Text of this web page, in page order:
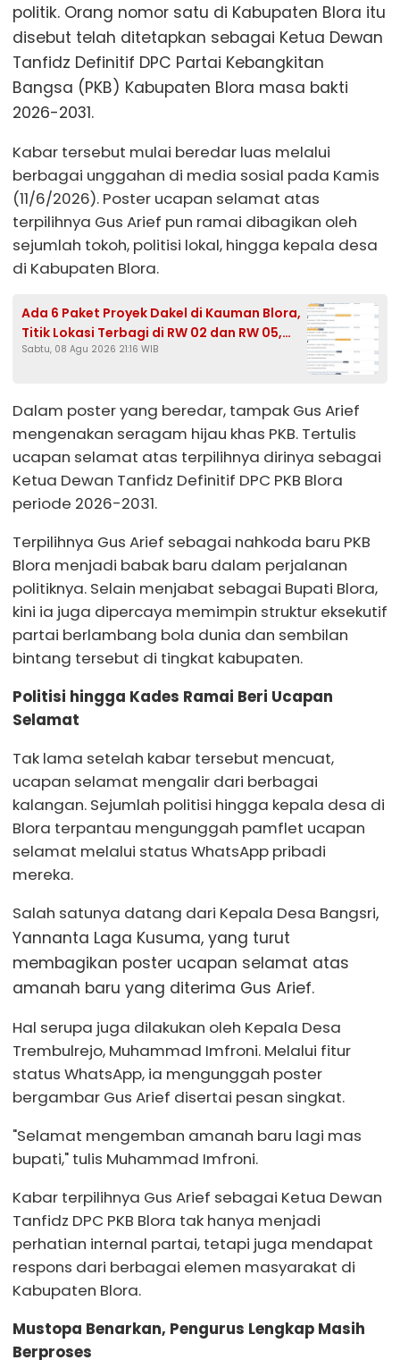
politik. Orang nomor satu di Kabupaten Blora itu
disebut telah ditetapkan sebagai Ketua Dewan
Tanfidz Definitif DPC Partai Kebangkitan
Bangsa (PKB) Kabupaten Blora masa bakti
2026-2031.
Kabar tersebut mulai beredar luas melalui
berbagai unggahan di media sosial pada Kamis
(11/6/2026). Poster ucapan selamat atas
terpilihnya Gus Arief pun ramai dibagikan oleh
sejumlah tokoh, politisi lokal, hingga kepala desa
di Kabupaten Blora.
Ada 6 Paket Proyek Dakel di Kauman Blora,
Titik Lokasi Terbagi di RW 02 dan RW 05,
HPS Tembus Rp465,3 Juta
Sabtu, 08 Agu 2026 21:16 WIB
Dalam poster yang beredar, tampak Gus Arief
mengenakan seragam hijau khas PKB. Tertulis
ucapan selamat atas terpilihnya dirinya sebagai
Ketua Dewan Tanfidz Definitif DPC PKB Blora
periode 2026-2031.
Terpilihnya Gus Arief sebagai nahkoda baru PKB
Blora menjadi babak baru dalam perjalanan
politiknya. Selain menjabat sebagai Bupati Blora,
kini ia juga dipercaya memimpin struktur eksekutif
partai berlambang bola dunia dan sembilan
bintang tersebut di tingkat kabupaten.
Politisi hingga Kades Ramai Beri Ucapan
Selamat
Tak lama setelah kabar tersebut mencuat,
ucapan selamat mengalir dari berbagai
kalangan. Sejumlah politisi hingga kepala desa di
Blora terpantau mengunggah pamflet ucapan
selamat melalui status WhatsApp pribadi
mereka.
Salah satunya datang dari Kepala Desa Bangsri,
Yannanta Laga Kusuma, yang turut
membagikan poster ucapan selamat atas
amanah baru yang diterima Gus Arief.
Hal serupa juga dilakukan oleh Kepala Desa
Trembulrejo, Muhammad Imfroni. Melalui fitur
status WhatsApp, ia mengunggah poster
bergambar Gus Arief disertai pesan singkat.
"Selamat mengemban amanah baru lagi mas
bupati," tulis Muhammad Imfroni.
Kabar terpilihnya Gus Arief sebagai Ketua Dewan
Tanfidz DPC PKB Blora tak hanya menjadi
perhatian internal partai, tetapi juga mendapat
respons dari berbagai elemen masyarakat di
Kabupaten Blora.
Mustopa Benarkan, Pengurus Lengkap Masih
Berproses